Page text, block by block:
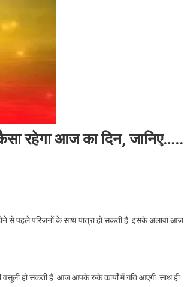
रहेगा आज का दिन, जानिए…..
से पहले परिजनों के साथ यात्रा हो सकती है. इसके अलावा आज
हो सकती है. आज आपके रुके कार्यों में गति आएगी. साथ ही